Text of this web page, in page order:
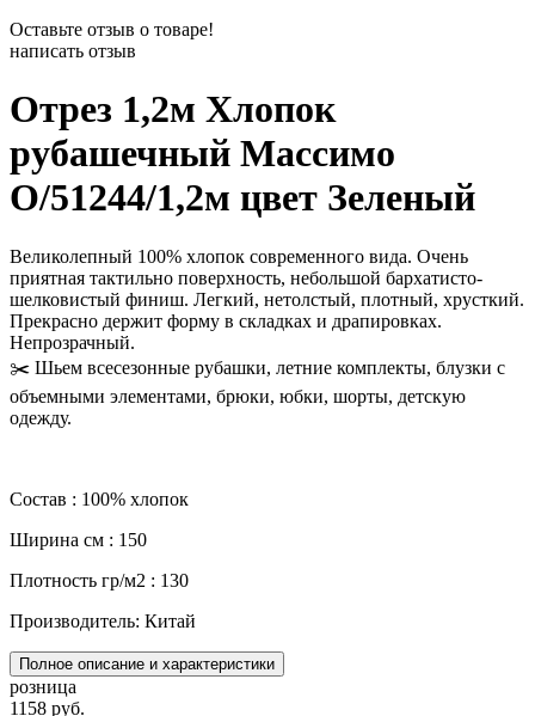
Оставьте отзыв о товаре!
написать отзыв
Отрез 1,2м Хлопок
рубашечный Массимо
О/51244/1,2м цвет Зеленый
Великолепный 100% хлопок современного вида. Очень
приятная тактильно поверхность, небольшой бархатисто-
шелковистый финиш. Легкий, нетолстый, плотный, хрусткий.
Прекрасно держит форму в складках и драпировках.
Непрозрачный.
✂️ Шьем всесезонные рубашки, летние комплекты, блузки с
объемными элементами, брюки, юбки, шорты, детскую
одежду.
Состав : 100% хлопок
Ширина см : 150
Плотность гр/м2 : 130
Производитель: Китай
Полное описание и характеристики
розница
1158 руб.